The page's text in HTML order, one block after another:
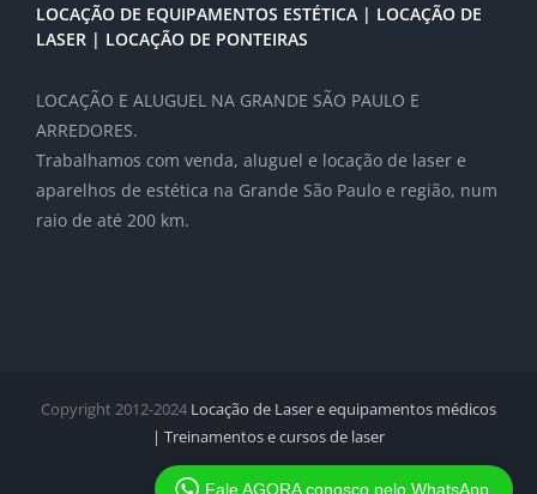
LOCAÇÃO DE EQUIPAMENTOS ESTÉTICA | LOCAÇÃO DE
LASER | LOCAÇÃO DE PONTEIRAS
LOCAÇÃO E ALUGUEL NA GRANDE SÃO PAULO E
ARREDORES.
Trabalhamos com venda, aluguel e locação de laser e
aparelhos de estética na Grande São Paulo e região, num
raio de até 200 km.
Copyright 2012-2024 Locação de Laser e equipamentos médicos
| Treinamentos e cursos de laser
Facebook
TwitterInstagramPinterest
LOCAÇÕES E ORÇAMENTOS
Fale AGORA conosco pelo WhatsApp